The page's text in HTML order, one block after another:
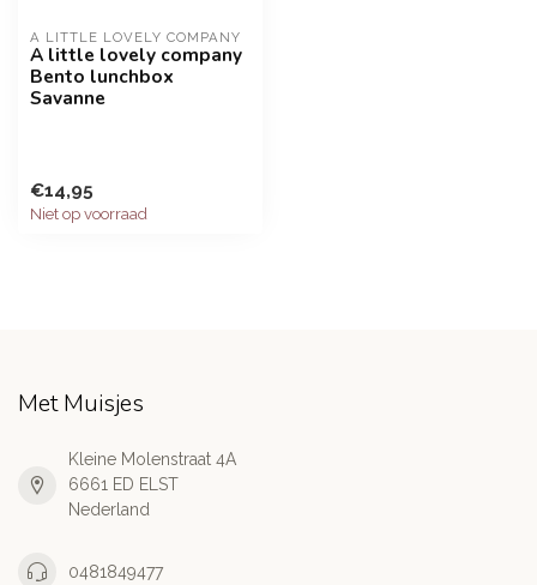
A LITTLE LOVELY COMPANY
A little lovely company
Bento lunchbox
Savanne
€14,95
Niet op voorraad
Met Muisjes
Kleine Molenstraat 4A
6661 ED ELST
Nederland
0481849477